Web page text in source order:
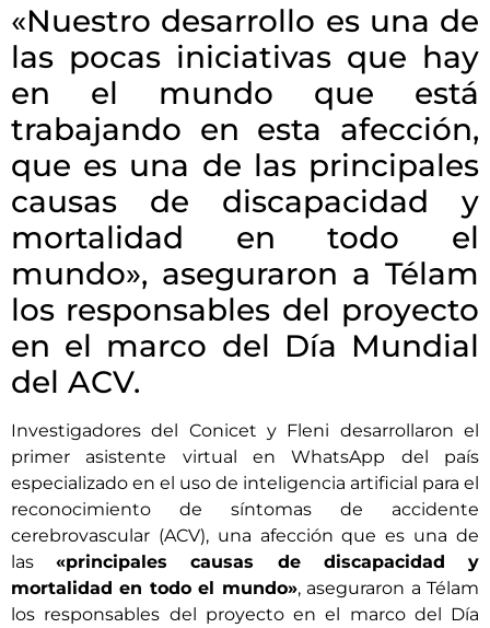
«Nuestro desarrollo es una de
las pocas iniciativas que hay
en el mundo que está
trabajando en esta afección,
que es una de las principales
causas de discapacidad y
mortalidad en todo el
mundo», aseguraron a Télam
los responsables del proyecto
en el marco del Día Mundial
del ACV.
Investigadores del Conicet y Fleni desarrollaron el
primer asistente virtual en WhatsApp del país
especializado en el uso de inteligencia artificial para el
reconocimiento de síntomas de accidente
cerebrovascular (ACV), una afección que es una de
las«principales causas de discapacidad y
mortalidad en todo el mundo», aseguraron a Télam
los responsables del proyecto en el marco del Día